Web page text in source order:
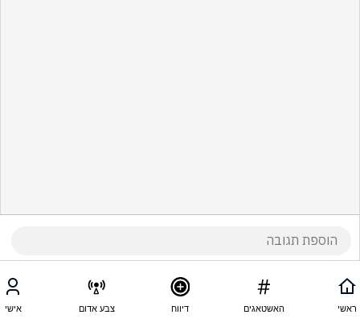
ראשי האשטאגים דיווח צבע אדום אישי